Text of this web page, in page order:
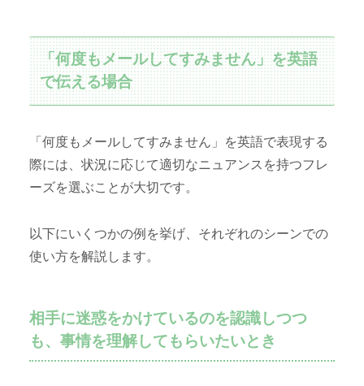
「何度もメールしてすみません」を英語
で伝える場合
「何度もメールしてすみません」を英語で表現する
際には、状況に応じて適切なニュアンスを持つフレ
ーズを選ぶことが大切です。
以下にいくつかの例を挙げ、それぞれのシーンでの
使い方を解説します。
相手に迷惑をかけているのを認識しつつ
も、事情を理解してもらいたいとき